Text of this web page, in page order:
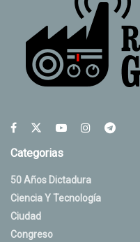
Categorias
50 Años Dictadura
Ciencia Y Tecnología
Ciudad
Congreso